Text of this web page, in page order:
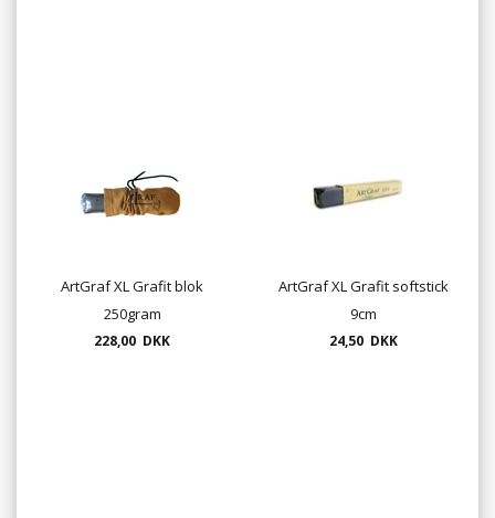
ArtGraf XL Grafit blok
250gram
228,00 DKK
ArtGraf XL Grafit softstick
9cm
24,50 DKK